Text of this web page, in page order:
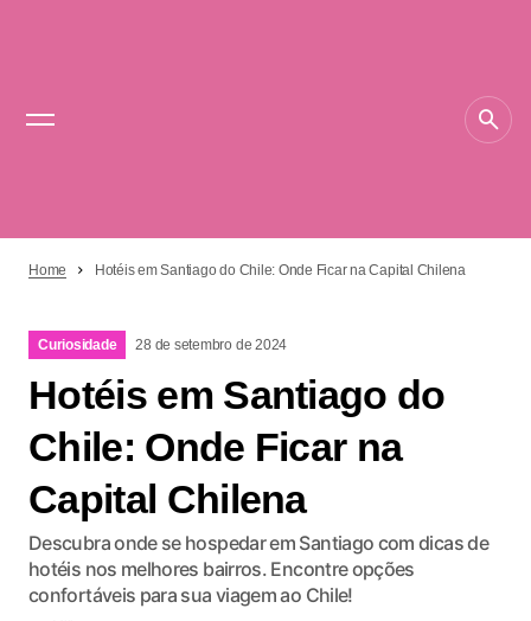
Home Hotéis em Santiago do Chile: Onde Ficar na Capital Chilena
Curiosidade 28 de setembro de 2024
Hotéis em Santiago do
Chile: Onde Ficar na
Capital Chilena
Descubra onde se hospedar em Santiago com dicas de
hotéis nos melhores bairros. Encontre opções
confortáveis para sua viagem ao Chile!